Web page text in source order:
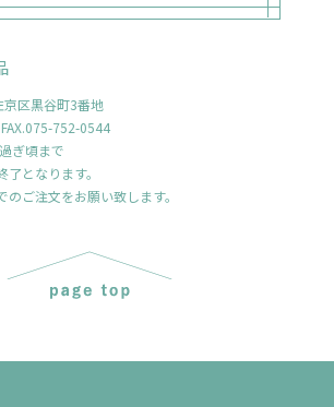
区黒谷町3番地
752-0544
ぎ頃まで
となります。
ご注文をお願い致します。